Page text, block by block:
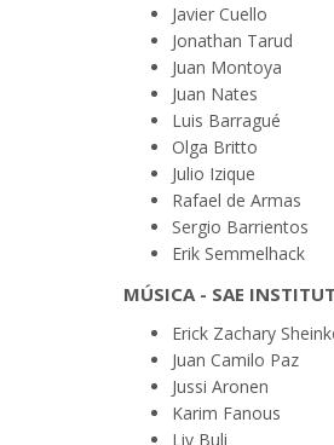
Javier Cuello
Jonathan Tarud
Juan Montoya
Juan Nates
Luis Barragué
Olga Britto
Julio Izique
Rafael de Armas
Sergio Barrientos
Erik Semmelhack
MÚSICA - SAE
Erick Zachary
Juan Camilo Paz
Jussi Aronen
Karim Fanous
Liv Buli